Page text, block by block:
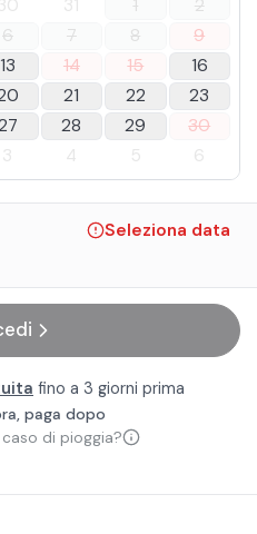
31 1
2
6 7 8
9
13 14 15
16
21 22
23
28 29
30
3 4 5 6
Seleziona data
fino a 3 giorni prima
paga dopo
di pioggia?